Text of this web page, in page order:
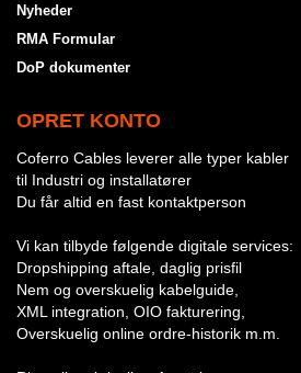
Nyheder
RMA Formular
DoP dokumenter
OPRET KONTO
Coferro Cables leverer alle typer kabler
til Industri og installatører
Du får altid en fast kontaktperson
Vi kan tilbyde følgende digitale services:
Dropshipping aftale, daglig prisfil
Nem og overskuelig kabelguide,
XML integration, OIO fakturering,
Overskuelig online ordre-historik m.m.